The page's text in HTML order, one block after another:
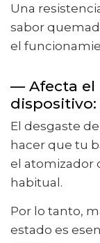
Una
sabor
el
— Afecta el
dispositivo:
El desgaste
hacer que tu
el atomizador
habitual.
Por lo tanto,
estado es